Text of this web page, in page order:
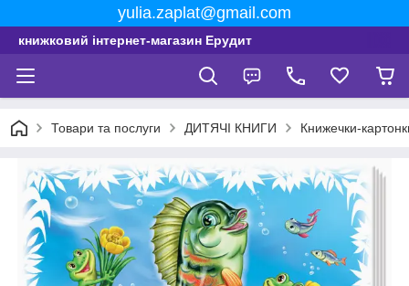
yulia.zaplat@gmail.com
книжковий інтернет-магазин Ерудит
Товари та послуги ДИТЯЧІ КНИГИ Книжечки-